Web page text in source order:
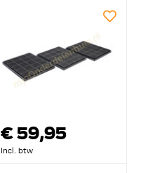
€ 59,95
Incl. btw